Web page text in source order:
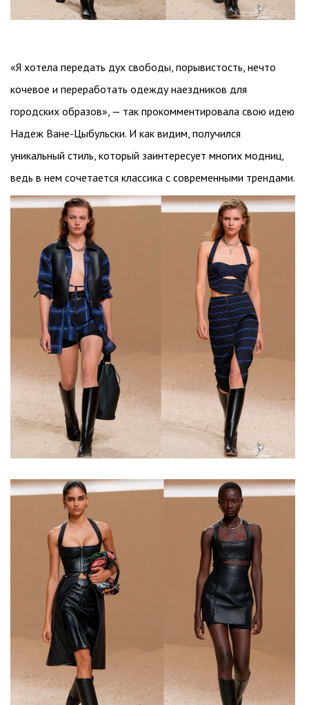
«Я хотела передать дух свободы, порывистость, нечто
кочевое и переработать одежду наездников для
городских образов», — так прокомментировала свою идею
Надеж Ване-Цыбульски. И как видим, получился
уникальный стиль, который заинтересует многих модниц,
ведь в нем сочетается классика с современными трендами.